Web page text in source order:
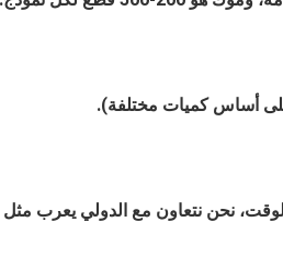
(على أساس كميات مختلفة).
نحن نتعاون مع الدولي يعرب